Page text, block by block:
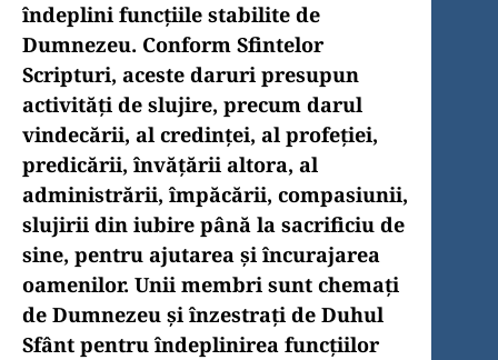
îndeplini funcţiile stabilite de
Dumnezeu. Conform Sfintelor
Scripturi, aceste daruri presupun
activităţi de slujire, precum darul
vindecării, al credinţei, al profeţiei,
predicării, învăţării altora, al
administrării, împăcării, compasiunii,
slujirii din iubire până la sacrificiu de
sine, pentru ajutarea şi încurajarea
oamenilor. Unii membri sunt chemaţi
de Dumnezeu şi înzestraţi de Duhul
Sfânt pentru îndeplinirea funcţiilor